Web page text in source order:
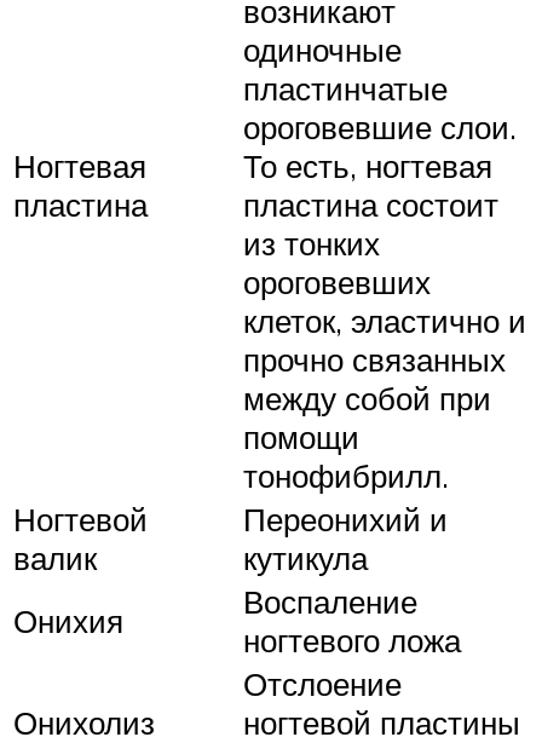
Ногтевая
пластина
возникают
одиночные
пластинчатые
ороговевшие слои.
То есть, ногтевая
пластина состоит
из тонких
ороговевших
клеток, эластично и
прочно связанных
между собой при
помощи
тонофибрилл.
Ногтевой
валик
Переонихий и
кутикула
Онихия
Воспаление
ногтевого ложа
Онихолиз
Отслоение
ногтевой пластины